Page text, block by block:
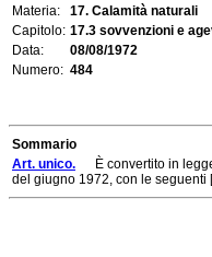
Materia:
17. Calamità naturali
Capitolo: 17.3 sovvenzioni e
Data:
08/08/1972
Numero: 484
Sommario
Art. unico. È convertito in legge
del giugno 1972, con le seguenti